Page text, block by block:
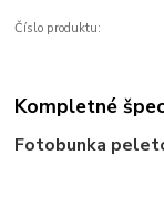
Číslo produktu:
Kompletné
Fotobunka